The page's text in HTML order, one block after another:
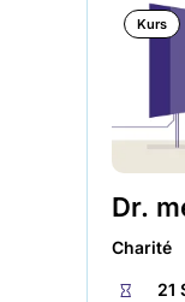
Kurs
Dr.
Charité
⏱
21